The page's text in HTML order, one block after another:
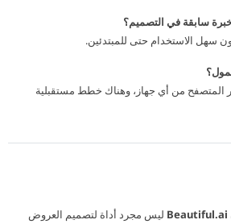
سابقة في التصميم؟
سهل الاستخدام حتى للمبتدئين.
المتصفح من أي جهاز، وهناك خطط مستقبلية
Beautiful.ai ليس مجرد أداة لتصميم العروض